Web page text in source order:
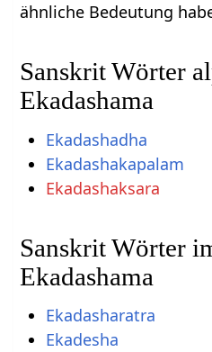
ähnliche Bedeutung
Sanskrit Wörter
Ekadashama
Ekadashadha
Ekadashakapalam
Ekadashaksara
Sanskrit Wörter
Ekadashama
Ekadasharatra
Ekadesha